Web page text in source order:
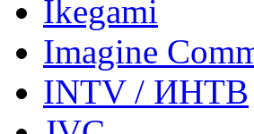
Ikegami
Imagine
INTV / ИНТВ